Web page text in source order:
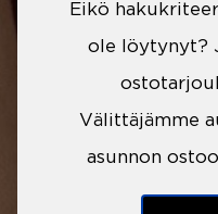
Eikö
ole löytynyt?
Välittäjämme
asunnon